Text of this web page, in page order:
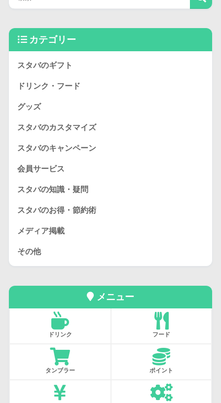
カテゴリー
スタバのギフト
ドリンク・フード
グッズ
スタバのカスタマイズ
スタバのキャンペーン
会員サービス
スタバの知識・疑問
スタバのお得・節約術
メディア掲載
その他
メニュー
ドリンク フード
タンブラー ポイント